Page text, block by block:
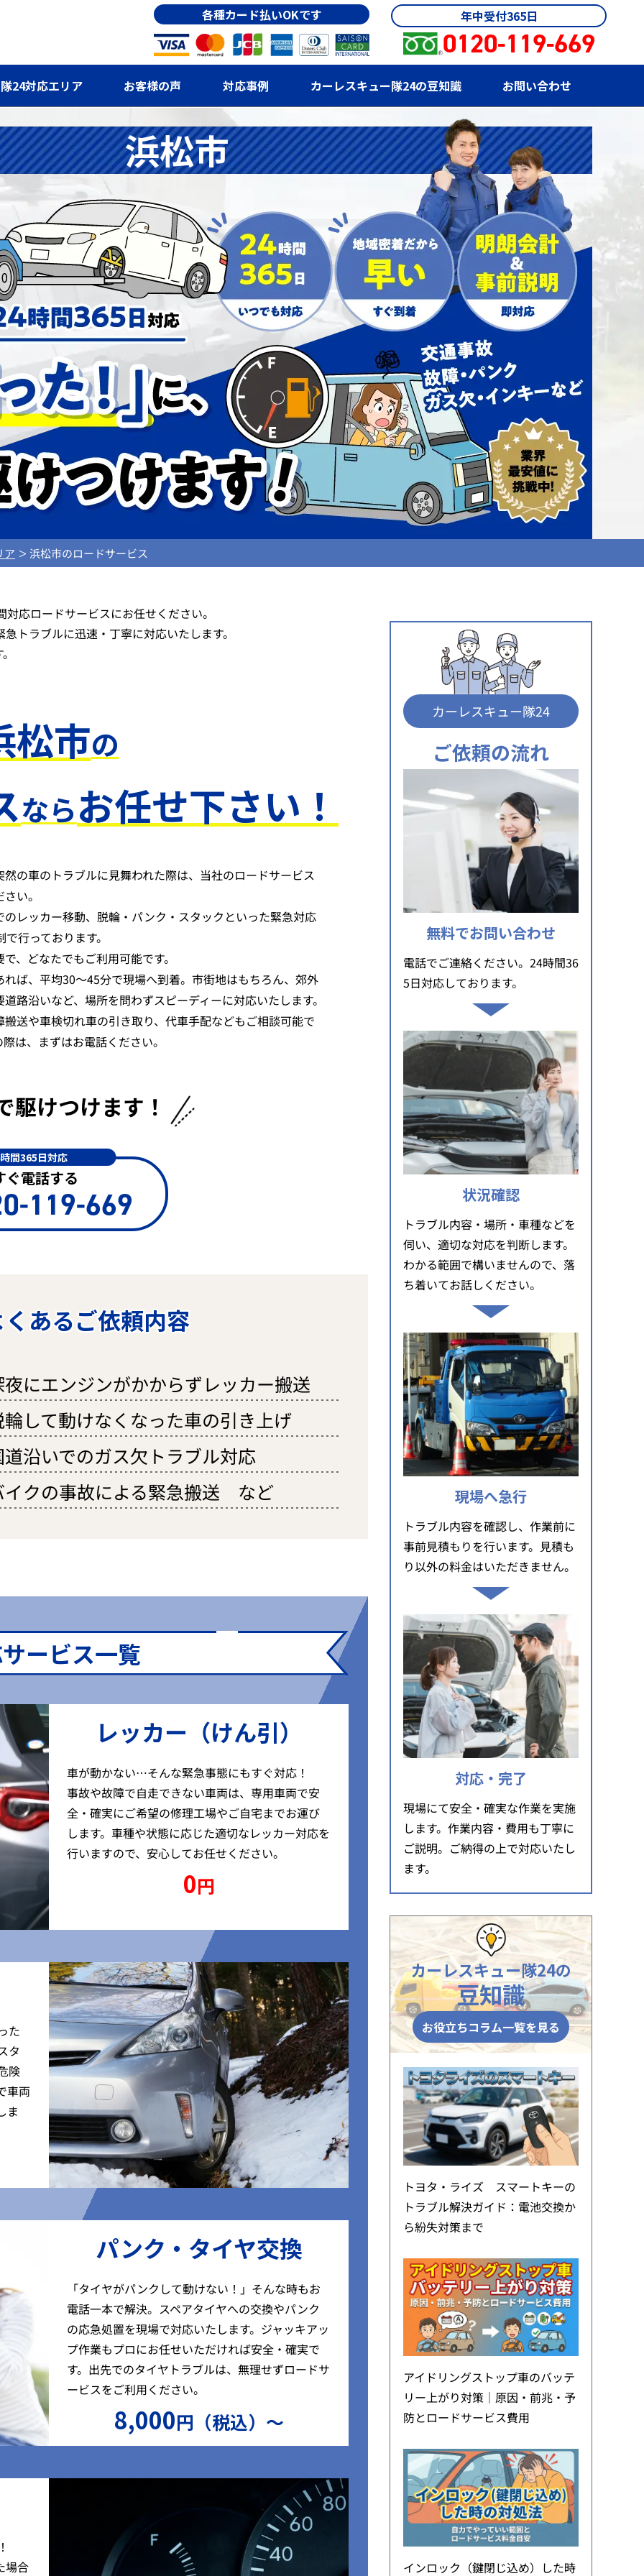
各種カード払いOKです 年中受付365日
0120-119-669
24対応エリア お客様の声 対応事例 カーレスキュー隊24の豆知識 お問い合わせ
浜松市
ア 浜松市のロードサービス
応ロードサービスにお任せください。
トラブルに迅速・丁寧に対応いたします。
松市の
ならお任せ下さい！
然の車のトラブルに見舞われた際は、当社のロードサービス
い。
のレッカー移動、脱輪・パンク・スタックといった緊急対応
行っております。
、どなたでもご利用可能です。
れば、平均30〜45分で現場へ到着。市街地はもちろん、郊外
路沿いなど、場所を問わずスピーディーに対応いたします。
搬送や車検切れ車の引き取り、代車手配などもご相談可能で
は、まずはお電話ください。
駆けつけます！
間365日対応
ぐ電話する
119-669
あるご依頼内容
夜にエンジンがかからずレッカー搬送
輪して動けなくなった車の引き上げ
道沿いでのガス欠トラブル対応
イクの事故による緊急搬送 など
ービス一覧
レッカー（けん引）
車が動かない…そんな緊急事態にもすぐ対応！
事故や故障で自走できない車両は、専用車両で安
全・確実にご希望の修理工場やご自宅までお運び
します。車種や状態に応じた適切なレッカー対応を
行いますので、安心してお任せください。
0円
た
タ
険
車両
ま
パンク・タイヤ交換
「タイヤがパンクして動けない！」そんな時もお
電話一本で解決。スペアタイヤへの交換やパンク
の応急処置を現場で対応いたします。ジャッキアッ
プ作業もプロにお任せいただければ安全・確実で
す。出先でのタイヤトラブルは、無理せずロードサ
ービスをご利用ください。
8,000円（税込）〜
場合
カーレスキュー隊24
ご依頼の流れ
無料でお問い合わせ
電話でご連絡ください。24時間36
5日対応しております。
状況確認
トラブル内容・場所・車種などを
伺い、適切な対応を判断します。
わかる範囲で構いませんので、落
ち着いてお話しください。
現場へ急行
トラブル内容を確認し、作業前に
事前見積もりを行います。見積も
り以外の料金はいただきません。
対応・完了
現場にて安全・確実な作業を実施
します。作業内容・費用も丁寧に
ご説明。ご納得の上で対応いたし
ます。
カーレスキュー隊24の
豆知識
お役立ちコラム一覧を見る
トヨタ・ライズ スマートキーの
トラブル解決ガイド：電池交換か
ら紛失対策まで
アイドリングストップ車のバッテ
リー上がり対策｜原因・前兆・予
防とロードサービス費用
インロック（鍵閉じ込め）した時